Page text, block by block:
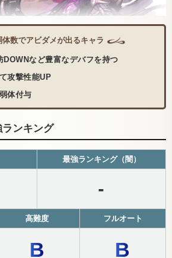
体数でアビダメが出るキャラ
DOWNなど豊富なデバフを持つ
攻撃性能UP
体付与
ンキング
最強ランキング（闇）
-
高難度 フルオート
B B